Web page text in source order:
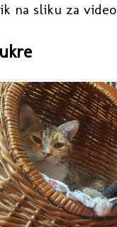
na sliku za video